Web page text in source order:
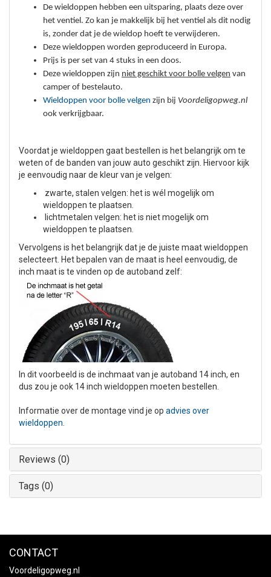
De wieldoppen hebben een uitsparing, plaats deze over
het ventiel. Zo kan je makkelijk bij het ventiel als dit nodig
is, zonder dat je de wieldop hoeft te verwijderen.
Deze wieldoppen worden geproduceerd in Europa.
Prijs is per set van 4 stuks in een doos.
Deze wieldoppen zijn niet geschikt voor bolle velgen van
camper of bestelauto.
Wieldoppen voor bolle velgen zijn bij Voordeligopweg.nl
ook verkrijgbaar.
Voordat je wieldoppen gaat bestellen is het belangrijk om te
weten of de banden van jouw auto geschikt zijn. Hiervoor kijk
je eenvoudig naar de kleur van je velgen:
zwarte, stalen velgen: het is wél mogelijk om
wieldoppen te plaatsen.
lichtmetalen velgen: het is niet mogelijk om
wieldoppen te plaatsen.
Vervolgens is het belangrijk dat je de juiste maat wieldoppen
selecteert. Het bepalen van de maat is heel eenvoudig, de
inch maat is te vinden op de autoband zelf:
In dit voorbeeld is de inchmaat van je autoband 14 inch, en
dus zou je ook 14 inch wieldoppen moeten bestellen.
Informatie over de montage vind je op advies over
wieldoppen.
Reviews (0)
Tags (0)
CONTACT
Voordeligopweg.nl